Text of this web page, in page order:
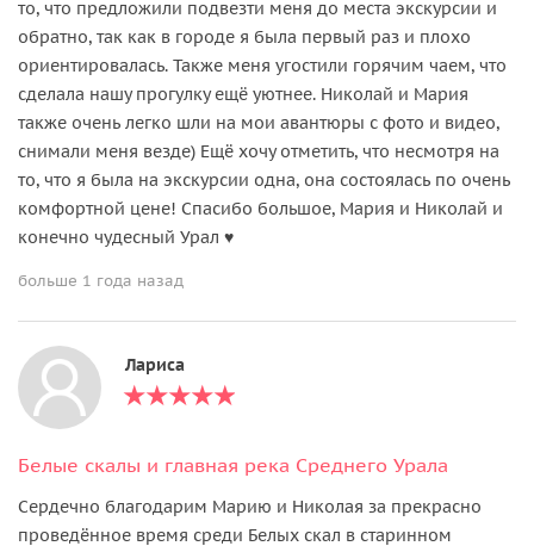
то, что предложили подвезти меня до места экскурсии и
обратно, так как в городе я была первый раз и плохо
ориентировалась. Также меня угостили горячим чаем, что
сделала нашу прогулку ещё уютнее. Николай и Мария
также очень легко шли на мои авантюры с фото и видео,
снимали меня везде) Ещё хочу отметить, что несмотря на
то, что я была на экскурсии одна, она состоялась по очень
комфортной цене! Спасибо большое, Мария и Николай и
конечно чудесный Урал ♥️
больше 1 года назад
Лариса
Белые скалы и главная река Среднего Урала
Сердечно благодарим Марию и Николая за прекрасно
проведённое время среди Белых скал в старинном